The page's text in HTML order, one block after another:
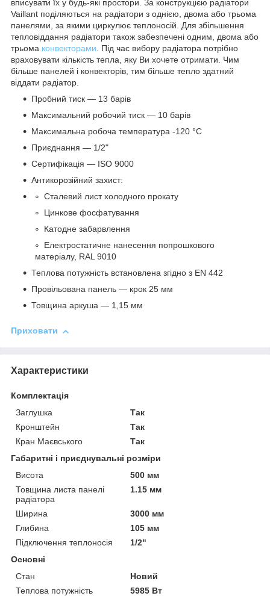
вписувати їх у будь-які простори. За конструкцією радіатори
Vaillant поділяються на радіатори з однією, двома або трьома
панелями, за якими циркулює теплоносій. Для збільшення
тепловіддання радіатори також забезпечені одним, двома або
трьома конвекторами. Під час вибору радіатора потрібно
враховувати кількість тепла, яку Ви хочете отримати. Чим
більше панелей і конвекторів, тим більше тепло здатний
віддати радіатор.
Пробний тиск — 13 барів
Максимальний робочий тиск — 10 барів
Максимальна робоча температура -120 °C
Приєднання — 1/2"
Сертифікація — ISO 9000
Антикорозійний захист:
Сталевий лист холодного прокату
Цинкове фосфатування
Катодне забарвлення
Електростатичне нанесення попрошкового
матеріалу, RAL 9010
Теплова потужність встановлена згідно з EN 442
Провільована панель — крок 25 мм
Товщина аркуша — 1,15 мм
Приховати
Характеристики
Комплектація
Заглушка
Так
Кронштейн
Так
Кран Маєвського
Так
Габаритні і приєднувальні розміри
Висота
500 мм
Товщина листа панелі
радіатора
1.15 мм
Ширина
3000 мм
Глибина
105 мм
Підключення теплоносія
1/2"
Основні
Стан
Новий
Теплова потужність
5985 Вт